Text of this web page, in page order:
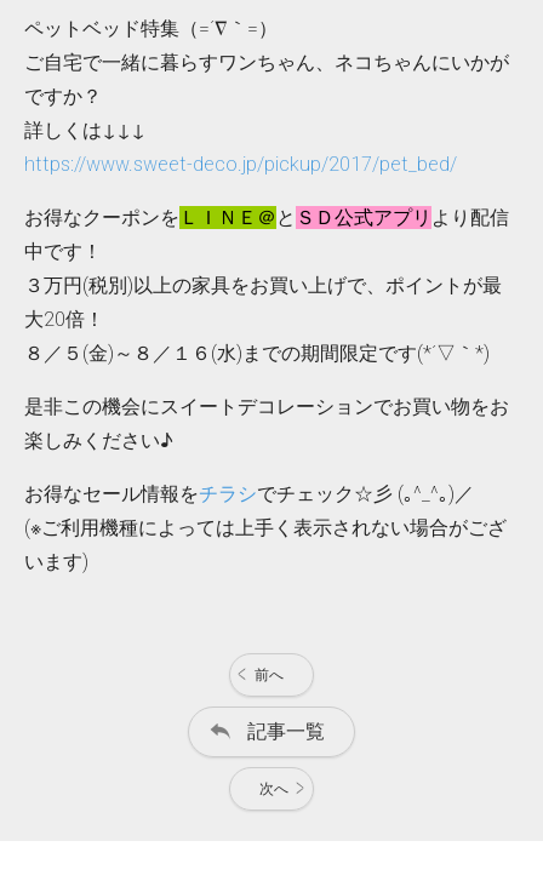
ペットベッド特集（=´∇｀=）
ご自宅で一緒に暮らすワンちゃん、ネコちゃんにいかが
ですか？
詳しくは↓↓↓
https://www.sweet-deco.jp/pickup/2017/pet_bed/
お得なクーポンを ＬＩＮＥ＠ と ＳＤ公式アプリ より配信
中です！
３万円(税別)以上の家具をお買い上げで、ポイントが最
大20倍！
８／５(金)～８／１６(水)までの期間限定です(*´▽｀*)
是非この機会にスイートデコレーションでお買い物をお
楽しみください♪
お得なセール情報をチラシでチェック☆彡 (｡^_^｡)／
(※ご利用機種によっては上手く表示されない場合がござ
います)
前へ
記事一覧
次へ